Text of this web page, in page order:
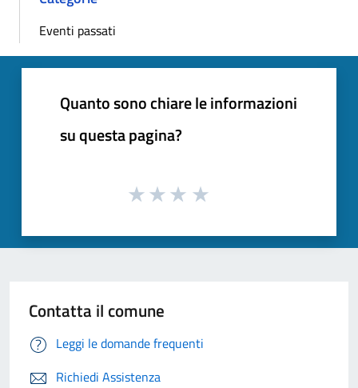
Eventi passati
Quanto sono chiare le informazioni
su questa pagina?
Contatta il comune
Leggi le domande frequenti
Richiedi Assistenza